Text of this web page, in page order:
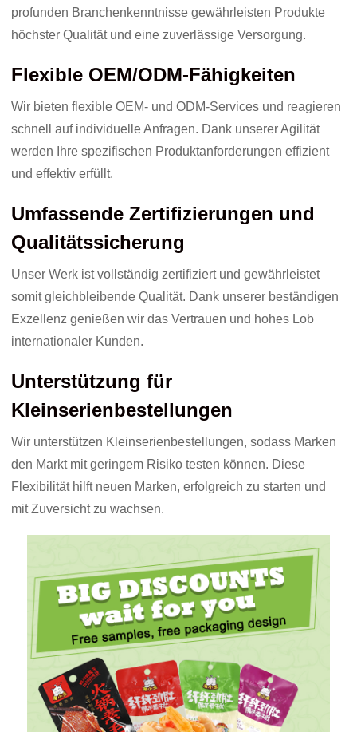
profunden Branchenkenntnisse gewährleisten Produkte
höchster Qualität und eine zuverlässige Versorgung.
Flexible OEM/ODM-Fähigkeiten
Wir bieten flexible OEM- und ODM-Services und reagieren
schnell auf individuelle Anfragen. Dank unserer Agilität
werden Ihre spezifischen Produktanforderungen effizient
und effektiv erfüllt.
Umfassende Zertifizierungen und
Qualitätssicherung
Unser Werk ist vollständig zertifiziert und gewährleistet
somit gleichbleibende Qualität. Dank unserer beständigen
Exzellenz genießen wir das Vertrauen und hohes Lob
internationaler Kunden.
Unterstützung für
Kleinserienbestellungen
Wir unterstützen Kleinserienbestellungen, sodass Marken
den Markt mit geringem Risiko testen können. Diese
Flexibilität hilft neuen Marken, erfolgreich zu starten und
mit Zuversicht zu wachsen.